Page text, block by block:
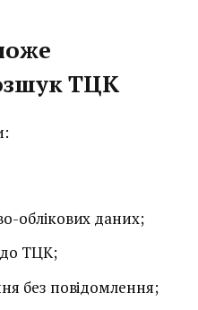
ТЦК
облікових даних;
до ТЦК;
без повідомлення;